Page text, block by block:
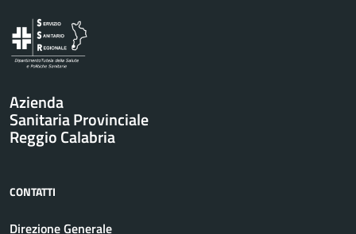
Azienda
Sanitaria Provinciale
Reggio Calabria
CONTATTI
Direzione Generale